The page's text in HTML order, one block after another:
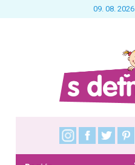
09. 08. 2026